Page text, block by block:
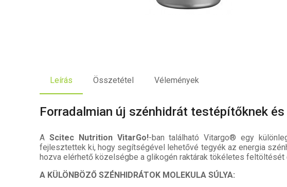
Leírás Összetétel Vélemények
Forradalmian új szénhidrát testépítőknek
A Scitec Nutrition VitarGo!-ban található Vitargo® egy
fejlesztettek ki, hogy segítségével lehetővé tegyék az energia
hozva elérhető közelségbe a glikogén raktárak tökéletes
A KÜLÖNBÖZŐ SZÉNHIDRÁTOK MOLEKULA SÚLYA: